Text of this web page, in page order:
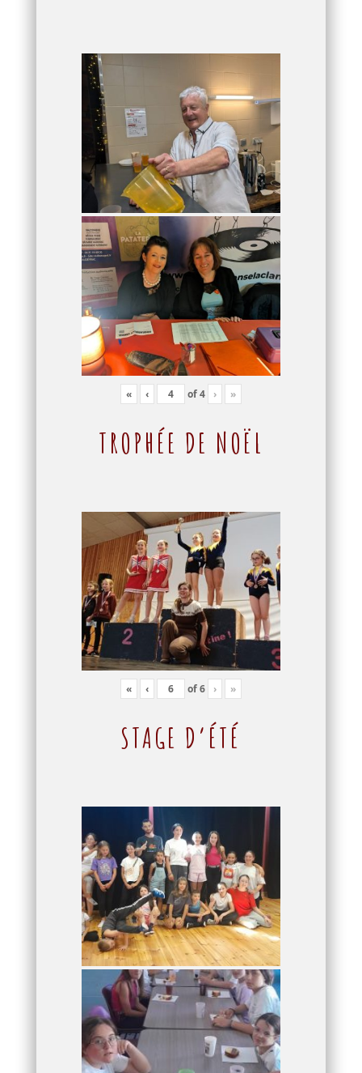
« ‹ of4 › »
TROPHÉE DE NOËL
« ‹ of6 › »
STAGE D’ÉTÉ